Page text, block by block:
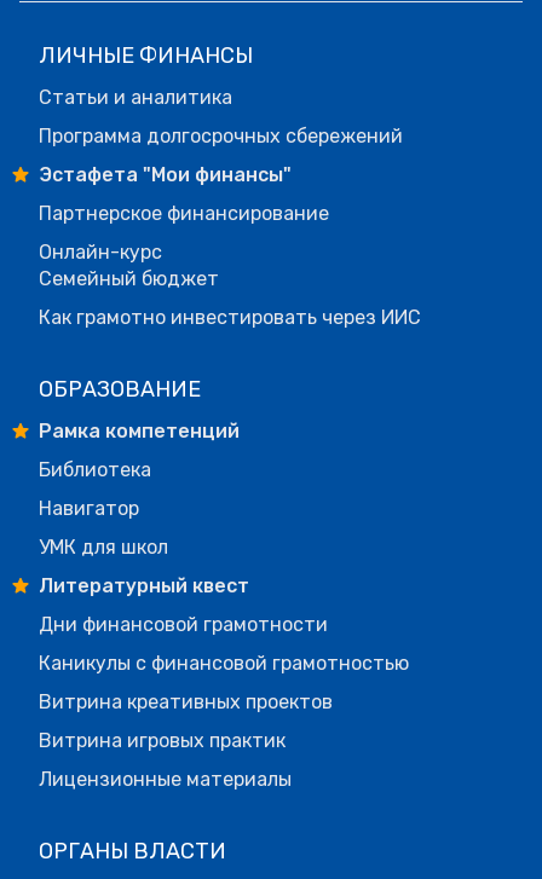
ЛИЧНЫЕ ФИНАНСЫ
Статьи и аналитика
Программа долгосрочных сбережений
Эстафета "Мои финансы"
Партнерское финансирование
Онлайн-курс
Семейный бюджет
Как грамотно инвестировать через ИИС
ОБРАЗОВАНИЕ
Рамка компетенций
Библиотека
Навигатор
УМК для школ
Литературный квест
Дни финансовой грамотности
Каникулы с финансовой грамотностью
Витрина креативных проектов
Витрина игровых практик
Лицензионные материалы
ОРГАНЫ ВЛАСТИ